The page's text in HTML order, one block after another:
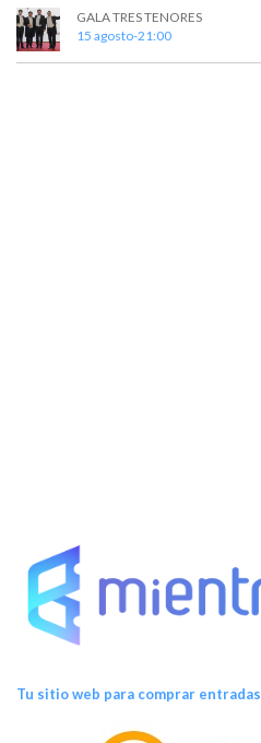
GALA TRES TENORES
15 agosto-21:00
Tu sitio web para comprar entradas